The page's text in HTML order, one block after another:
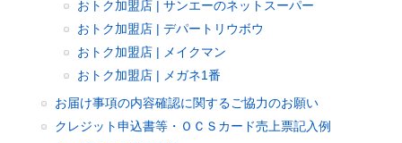
おトク加盟店 | サンエーのネットスーパー
おトク加盟店 | デパートリウボウ
おトク加盟店 | メイクマン
おトク加盟店 | メガネ1番
お届け事項の内容確認に関するご協力のお願い
クレジット申込書等・ＯＣＳカード売上票記入例